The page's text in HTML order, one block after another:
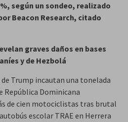
según un sondeo, realizado
Beacon Research, citado
graves daños en bases
y de Hezbolá
Trump incautan una tonelada
República Dominicana
de cien motociclistas tras brutal
escolar TRAE en Herrera